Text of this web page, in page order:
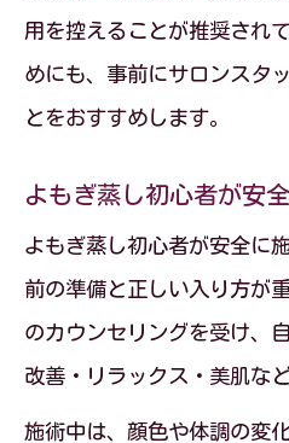
用を控えることが推奨され
めにも、事前にサロンスタ
とをおすすめします。
よもぎ蒸し初心者が安
よもぎ蒸し初心者が安全に
前の準備と正しい入り方が
のカウンセリングを受け、
改善・リラックス・美肌な
施術中は、顔色や体調の変